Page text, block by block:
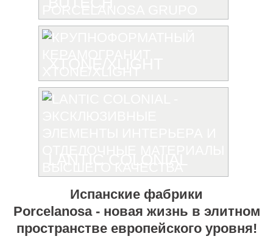
Испанские фабрики
Porcelanosa - новая жизнь в элитном
пространстве европейского уровня!